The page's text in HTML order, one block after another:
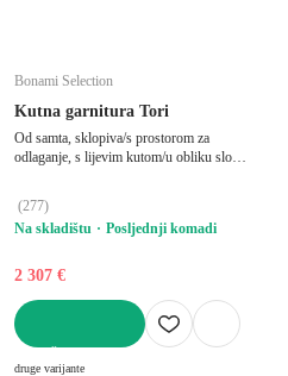
Bonami Selection
Kutna garnitura Tori
Od samta, sklopiva/s prostorom za
odlaganje, s lijevim kutom/u obliku slova
dubina sjedala 60 cm
(277)
Na skladištu
Posljednji komadi
2 307 €
druge varijante